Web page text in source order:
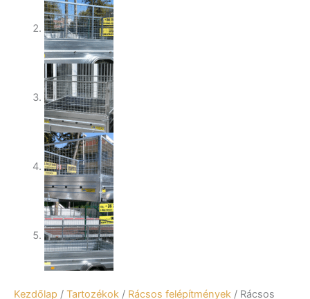
Kezdőlap / Tartozékok / Rácsos felépítmények / Rácsos